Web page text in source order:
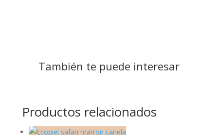
También te puede interesar
Productos relacionados